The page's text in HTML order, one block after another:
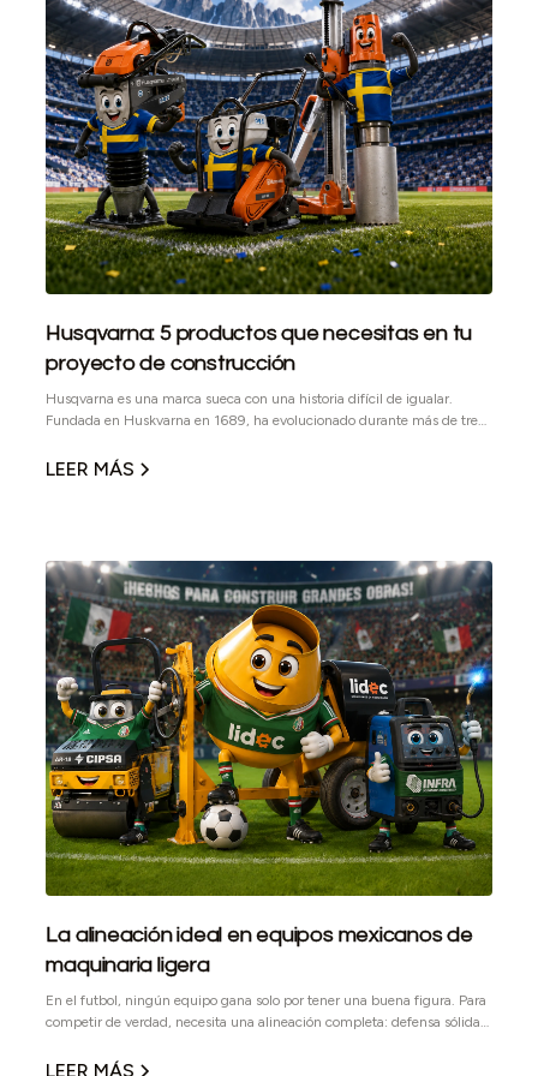
Husqvarna: 5 productos que necesitas en tu
proyecto de construcción
Husqvarna es una marca sueca con una historia difícil de igualar.
Fundada en Huskvarna en 1689, ha evolucionado durante más de tres
innovación, desempeño y enfoque profesional. En el sector
LEER MÁS
La alineación ideal en equipos mexicanos de
maquinaria ligera
En el futbol, ningún equipo gana solo por tener una buena figura. Para
competir de verdad, necesita una alineación completa: defensa sólida,
responder cuando el partido se pone complicado. En obra pasa algo
LEER MÁS